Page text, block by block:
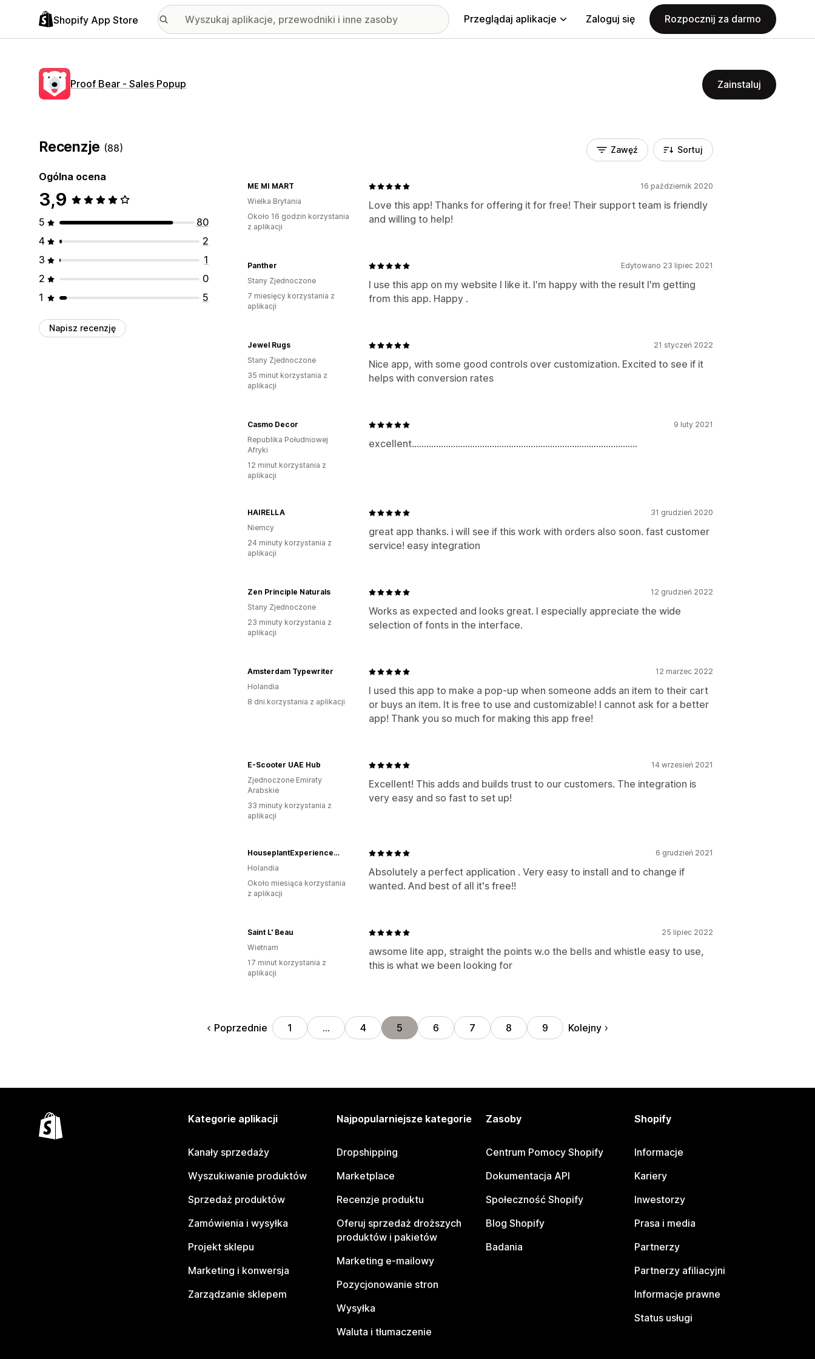
Shopify App Store Przeglądaj aplikacje Zaloguj się Rozpocznij za darmo
Proof Bear ‑ Sales Popup Zainstaluj
Recenzje (88)
Ogólna ocena
3,9
5
80
4
2
3
1
2
0
1
5
Napisz recenzję
Zawęź Sortuj
16 październik 2020
Love this app! Thanks for offering it for free! Their support team is friendly
and willing to help!
ME MI MART
Wielka Brytania
Około 16 godzin korzystania
z aplikacji
Edytowano 23 lipiec 2021
I use this app on my website I like it. I'm happy with the result I'm getting
from this app. Happy .
Panther
Stany Zjednoczone
7 miesięcy korzystania z
aplikacji
21 styczeń 2022
Nice app, with some good controls over customization. Excited to see if it
helps with conversion rates
Jewel Rugs
Stany Zjednoczone
35 minut korzystania z
aplikacji
9 luty 2021
excellent.............................................................................................
Casmo Decor
Republika Południowej
Afryki
12 minut korzystania z
aplikacji
31 grudzień 2020
great app thanks. i will see if this work with orders also soon. fast customer
service! easy integration
HAIRELLA
Niemcy
24 minuty korzystania z
aplikacji
12 grudzień 2022
Works as expected and looks great. I especially appreciate the wide
selection of fonts in the interface.
Zen Principle Naturals
Stany Zjednoczone
23 minuty korzystania z
aplikacji
12 marzec 2022
I used this app to make a pop-up when someone adds an item to their cart
or buys an item. It is free to use and customizable! I cannot ask for a better
app! Thank you so much for making this app free!
Amsterdam Typewriter
Holandia
8 dni korzystania z aplikacji
14 wrzesień 2021
Excellent! This adds and builds trust to our customers. The integration is
very easy and so fast to set up!
E-Scooter UAE Hub
Zjednoczone Emiraty
Arabskie
33 minuty korzystania z
aplikacji
6 grudzień 2021
Absolutely a perfect application . Very easy to install and to change if
wanted. And best of all it's free!!
HouseplantExperience.com
Holandia
Około miesiąca korzystania
z aplikacji
25 lipiec 2022
awsome lite app, straight the points w.o the bells and whistle easy to use,
this is what we been looking for
Saint L' Beau
Wietnam
17 minut korzystania z
aplikacji
Poprzednie 1 … 4 5 6 7 8 9 Kolejny
Kategorie aplikacji
Kanały sprzedaży
Wyszukiwanie produktów
Sprzedaż produktów
Zamówienia i wysyłka
Projekt sklepu
Marketing i konwersja
Zarządzanie sklepem
Najpopularniejsze kategorie
Dropshipping
Marketplace
Recenzje produktu
Oferuj sprzedaż droższych
produktów i pakietów
Marketing e-mailowy
Pozycjonowanie stron
Wysyłka
Waluta i tłumaczenie
Zasoby
Centrum Pomocy Shopify
Dokumentacja API
Społeczność Shopify
Blog Shopify
Badania
Shopify
Informacje
Kariery
Inwestorzy
Prasa i media
Partnerzy
Partnerzy afiliacyjni
Informacje prawne
Status usługi